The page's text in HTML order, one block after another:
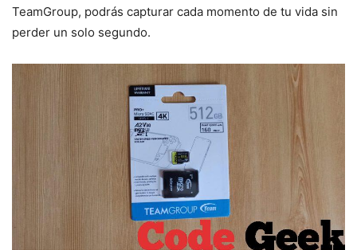
TeamGroup, podrás capturar cada momento de tu vida sin
perder un solo segundo.